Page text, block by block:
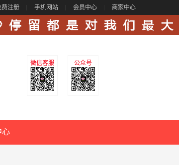
费注册 手机网站 会员中心 商家中心
公众号
微信客服
心